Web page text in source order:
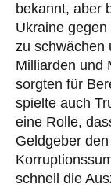
bekannt, aber
Ukraine
zu schwächen
Milliarden und
sorgten für
spielte auch
eine Rolle,
Geldgeber
schnell die